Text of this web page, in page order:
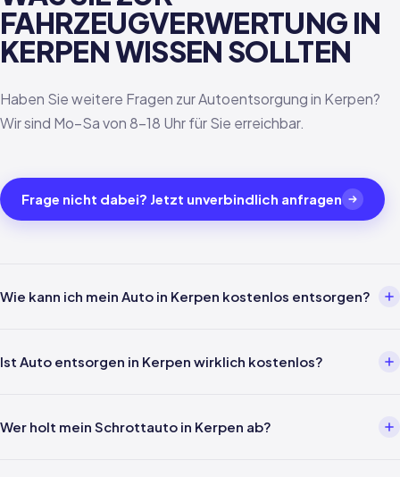
FAHRZEUGVERWERTUNG IN
KERPEN WISSEN SOLLTEN
Haben Sie weitere Fragen zur Autoentsorgung in Kerpen?
Wir sind Mo–Sa von 8–18 Uhr für Sie erreichbar.
Frage nicht dabei? Jetzt unverbindlich anfragen
Wie kann ich mein Auto in Kerpen kostenlos entsorgen?
WhatsApp melden — wir kümmern uns um alles weitere inklusive
Ist Auto entsorgen in Kerpen wirklich kostenlos?
AltfahrzeugV gesetzlich kostenlos. In Kerpen und ganz Nordrhein-
Wer holt mein Schrottauto in Kerpen ab?